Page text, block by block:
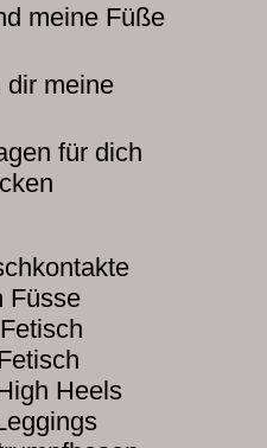
meine Füße
dir meine
für dich
Füsse
Heels